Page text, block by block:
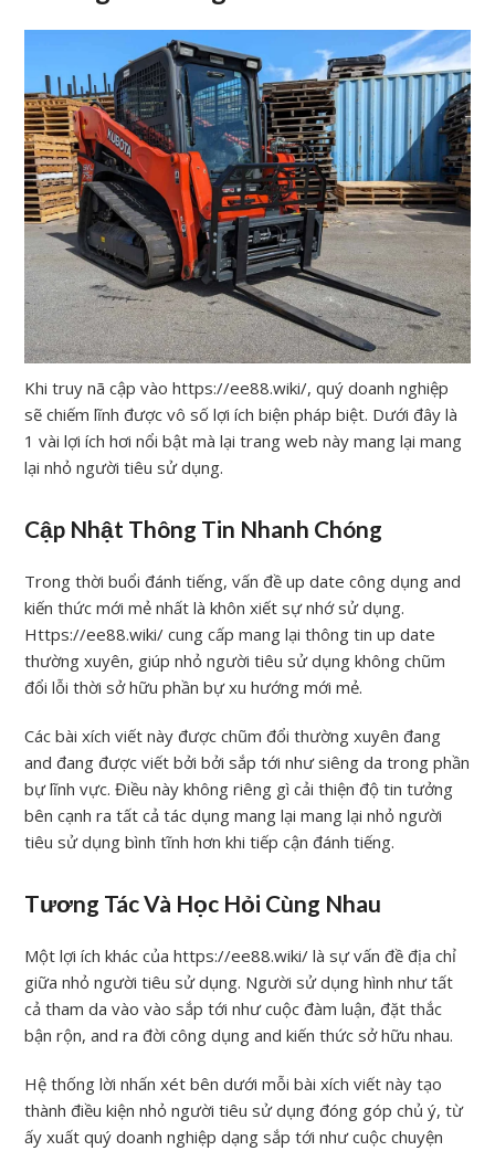
Khi truy nã cập vào https://ee88.wiki/, quý doanh nghiệp
sẽ chiếm lĩnh được vô số lợi ích biện pháp biệt. Dưới đây là
1 vài lợi ích hơi nổi bật mà lại trang web này mang lại mang
lại nhỏ người tiêu sử dụng.
Cập Nhật Thông Tin Nhanh Chóng
Trong thời buổi đánh tiếng, vấn đề up date công dụng and
kiến thức mới mẻ nhất là khôn xiết sự nhớ sử dụng.
Https://ee88.wiki/ cung cấp mang lại thông tin up date
thường xuyên, giúp nhỏ người tiêu sử dụng không chũm
đổi lỗi thời sở hữu phần bự xu hướng mới mẻ.
Các bài xích viết này được chũm đổi thường xuyên đang
and đang được viết bởi bởi sắp tới như siêng da trong phần
bự lĩnh vực. Điều này không riêng gì cải thiện độ tin tưởng
bên cạnh ra tất cả tác dụng mang lại mang lại nhỏ người
tiêu sử dụng bình tĩnh hơn khi tiếp cận đánh tiếng.
Tương Tác Và Học Hỏi Cùng Nhau
Một lợi ích khác của https://ee88.wiki/ là sự vấn đề địa chỉ
giữa nhỏ người tiêu sử dụng. Người sử dụng hình như tất
cả tham da vào vào sắp tới như cuộc đàm luận, đặt thắc
bận rộn, and ra đời công dụng and kiến thức sở hữu nhau.
Hệ thống lời nhấn xét bên dưới mỗi bài xích viết này tạo
thành điều kiện nhỏ người tiêu sử dụng đóng góp chủ ý, từ
ấy xuất quý doanh nghiệp dạng sắp tới như cuộc chuyện